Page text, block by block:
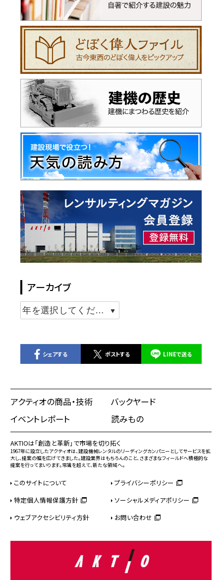
アーカイブ
シェアする ポストする LINEで送る
アクティオの商品・技術
バックヤード
イベントレポート
読みもの
AKTIOは「創造と革新」で市場を切り拓く
1967年に設立したアクティオは、建設機械レンタルのリーディングカンパニーとしてサービスを拡
大し、提案の幅を広げてきました。建設業界はもちろんのこと、さまざまなフィールドへ積極的な
提案を行ってまいります。常識を超えて、新たな領域へ。
このサイトについて
プライバシーポリシー
特定個人情報保護方針
ソーシャルメディアポリシー
ウェブアクセシビリティ方針
お問い合わせ